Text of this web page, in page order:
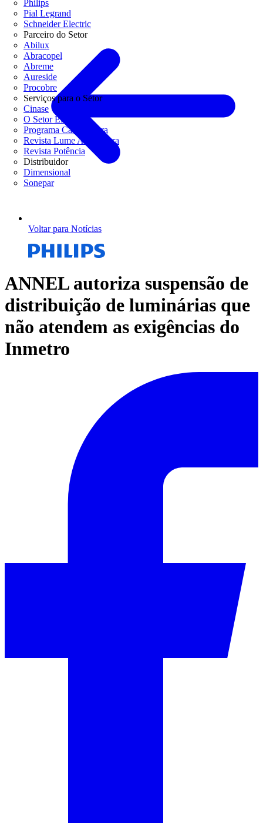
Philips
Pial Legrand
Schneider Electric
Parceiro do Setor
Abilux
Abracopel
Abreme
Aureside
Procobre
Serviços para o Setor
Cinase
O Setor Elétrico
Programa Casa Segura
Revista Lume Arquitetura
Revista Potência
Distribuidor
Dimensional
Sonepar
Voltar para Notícias
ANNEL autoriza suspensão de
distribuição de luminárias que
não atendem as exigências do
Inmetro